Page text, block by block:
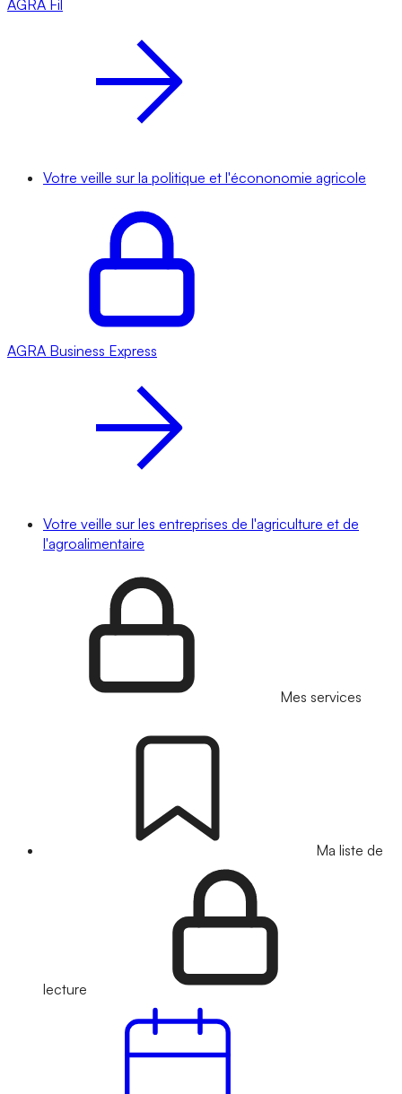
AGRA Fil
Votre veille sur la politique et l'écononomie agricole
AGRA Business Express
Votre veille sur les entreprises de l'agriculture et de
l'agroalimentaire
Mes services
Ma liste de
lecture